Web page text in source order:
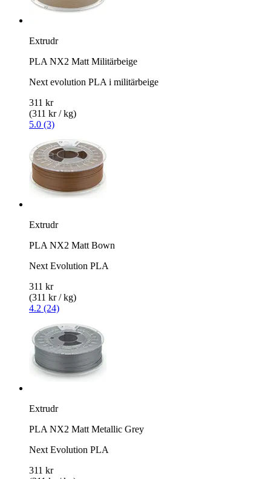
Extrudr
PLA NX2 Matt Militärbeige
Next evolution PLA i militärbeige
311 kr
(311 kr / kg)
5.0 (3)
Extrudr
PLA NX2 Matt Bown
Next Evolution PLA
311 kr
(311 kr / kg)
4.2 (24)
Extrudr
PLA NX2 Matt Metallic Grey
Next Evolution PLA
311 kr